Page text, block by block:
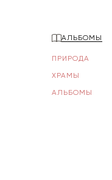
АЛЬБОМЫ
ПРИРОДА
ХРАМЫ
АЛЬБОМЫ